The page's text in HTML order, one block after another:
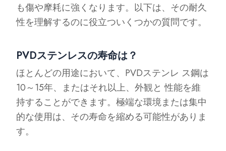
も傷や摩耗に強くなります。以下は、その耐久
性を理解するのに役立ついくつかの質問です。
PVDステンレスの寿命は？
ほとんどの用途において、PVDステンレ ス鋼は
10～15年、またはそれ以上、外観と 性能を維
持することができます。極端な環境または集中
的な使用は、その寿命を縮める可能性がありま
す。